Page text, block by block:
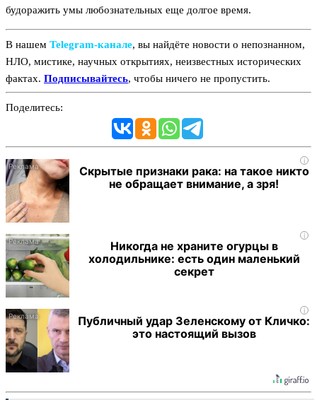
будоражить умы любознательных еще долгое время.
В нашем Telegram‑канале, вы найдёте новости о непознанном,
НЛО, мистике, научных открытиях, неизвестных исторических
фактах. Подписывайтесь, чтобы ничего не пропустить.
Поделитесь:
i
Скрытые признаки рака: на такое никто
не обращает внимание, а зря!
i
Никогда не храните огурцы в
холодильнике: есть один маленький
секрет
i
Публичный удар Зеленскому от Кличко:
это настоящий вызов